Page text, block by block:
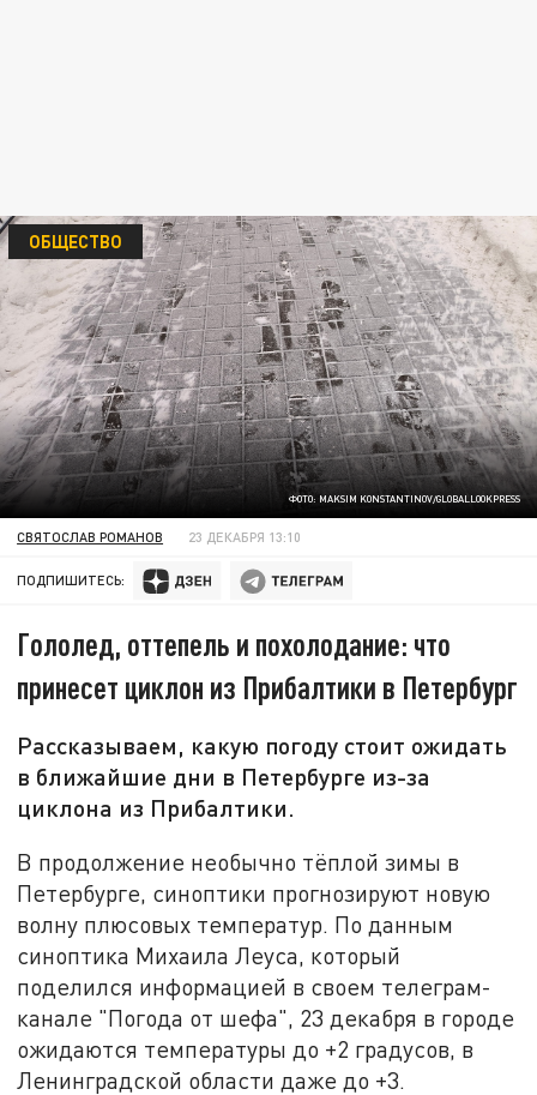
ФОТО: MAKSIM KONSTANTINOV/GLOBALLOOKPRESS
ОБЩЕСТВО
СВЯТОСЛАВ РОМАНОВ 23 ДЕКАБРЯ 13:10
ПОДПИШИТЕСЬ:
Гололед, оттепель и похолодание: что
принесет циклон из Прибалтики в Петербург
Рассказываем, какую погоду стоит ожидать
в ближайшие дни в Петербурге из-за
циклона из Прибалтики.
В продолжение необычно тёплой зимы в
Петербурге, синоптики прогнозируют новую
волну плюсовых температур. По данным
синоптика Михаила Леуса, который
поделился информацией в своем телеграм-
канале "Погода от шефа", 23 декабря в городе
ожидаются температуры до +2 градусов, в
Ленинградской области даже до +3.